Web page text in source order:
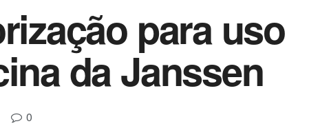
para uso
da Janssen
0